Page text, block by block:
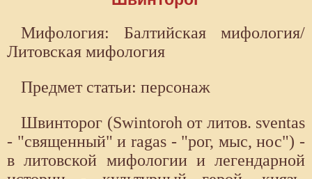
Мифология: Балтийская мифология/
Литовская мифология
Предмет статьи: персонаж
Швинторог (Swintoroh от литов. sventas
- "священный" и ragas - "рог, мыс, нос") -
в литовской мифологии и легендарной